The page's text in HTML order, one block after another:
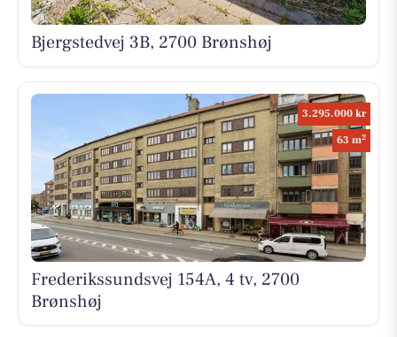
Bjergstedvej 3B, 2700 Brønshøj
3.295.000 kr
63 m2
Frederikssundsvej 154A, 4 tv, 2700
Brønshøj